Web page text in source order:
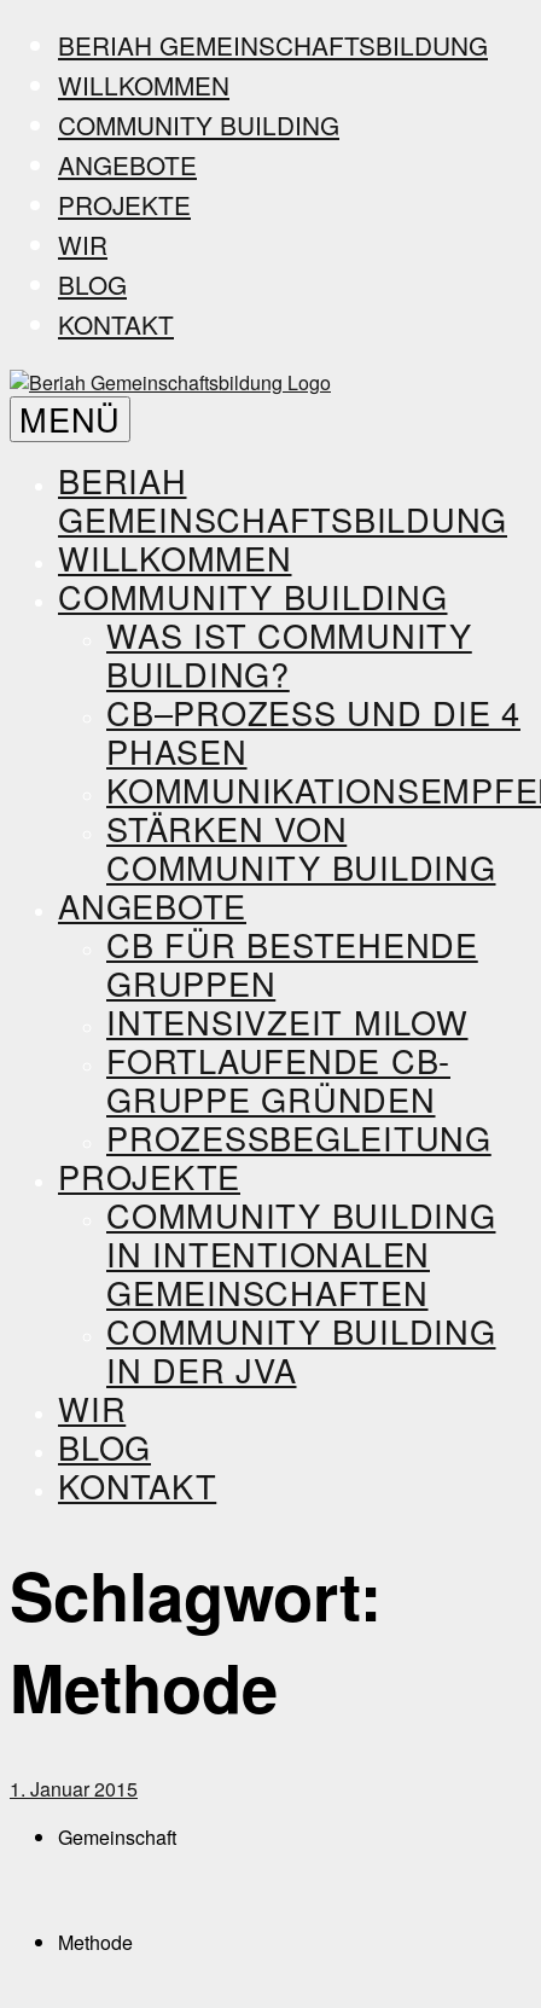
springen
BERIAH GEMEINSCHAFTSBILDUNG
WILLKOMMEN
COMMUNITY BUILDING
ANGEBOTE
PROJEKTE
WIR
BLOG
KONTAKT
Beriah
Gemeinschaftsbildung
MENÜ
BERIAH
GEMEINSCHAFTSBILDUNG
WILLKOMMEN
COMMUNITY BUILDING
WAS IST COMMUNITY
BUILDING?
CB–PROZESS UND DIE 4
PHASEN
STÄRKEN VON
COMMUNITY BUILDING
ANGEBOTE
CB FÜR BESTEHENDE
GRUPPEN
INTENSIVZEIT MILOW
FORTLAUFENDE CB-
GRUPPE GRÜNDEN
PROZESSBEGLEITUNG
PROJEKTE
COMMUNITY BUILDING
IN INTENTIONALEN
GEMEINSCHAFTEN
COMMUNITY BUILDING
IN DER JVA
WIR
BLOG
KONTAKT
Schlagwort:
Methode
1. Januar 2015
Gemeinschaft
Methode